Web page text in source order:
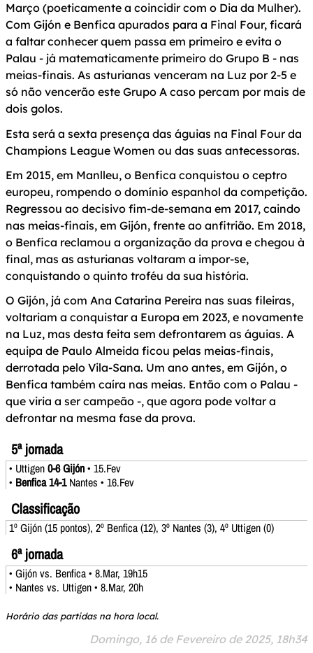
Março (poeticamente a coincidir com o Dia da Mulher).
Com Gijón e Benfica apurados para a Final Four, ficará
a faltar conhecer quem passa em primeiro e evita o
Palau - já matematicamente primeiro do Grupo B - nas
meias-finais. As asturianas venceram na Luz por 2-5 e
só não vencerão este Grupo A caso percam por mais de
dois golos.
Esta será a sexta presença das águias na Final Four da
Champions League Women ou das suas antecessoras.
Em 2015, em Manlleu, o Benfica conquistou o ceptro
europeu, rompendo o domínio espanhol da competição.
Regressou ao decisivo fim-de-semana em 2017, caindo
nas meias-finais, em Gijón, frente ao anfitrião. Em 2018,
o Benfica reclamou a organização da prova e chegou à
final, mas as asturianas voltaram a impor-se,
conquistando o quinto troféu da sua história.
O Gijón, já com Ana Catarina Pereira nas suas fileiras,
voltariam a conquistar a Europa em 2023, e novamente
na Luz, mas desta feita sem defrontarem as águias. A
equipa de Paulo Almeida ficou pelas meias-finais,
derrotada pelo Vila-Sana. Um ano antes, em Gijón, o
Benfica também caíra nas meias. Então com o Palau -
que viria a ser campeão -, que agora pode voltar a
defrontar na mesma fase da prova.
5ª jornada
• Uttigen0-6 Gijón• 15.Fev
• Benfica 14-1Nantes • 16.Fev
Classificação
1º Gijón (15 pontos), 2º Benfica (12), 3º Nantes (3), 4º Uttigen (0)
6ª jornada
• Gijón vs. Benfica • 8.Mar, 19h15
• Nantes vs. Uttigen • 8.Mar, 20h
Horário das partidas na hora local.
Domingo, 16 de Fevereiro de 2025, 18h34